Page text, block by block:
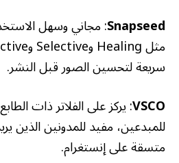
Snapseed: مجاني وسهل
سريعة لتحسين الصور قبل النشر.
VSCO: يركز على الفلاتر ذات
للمبدعين، مفيد للمدونين الذين
متسقة على إنستغرام.